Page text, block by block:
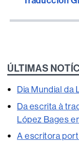
ÚLTIMAS
Dia Mundial da
Da escrita à
López Bages
A escritora